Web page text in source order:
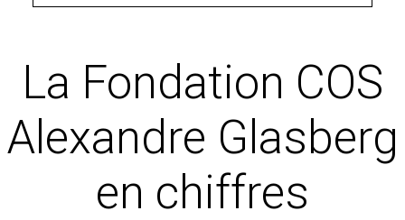
La Fondation COS
Alexandre Glasberg
en chiffres